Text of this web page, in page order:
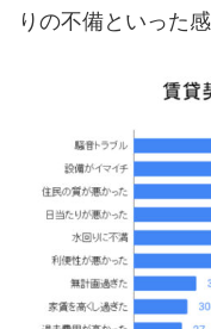
りの不備といった